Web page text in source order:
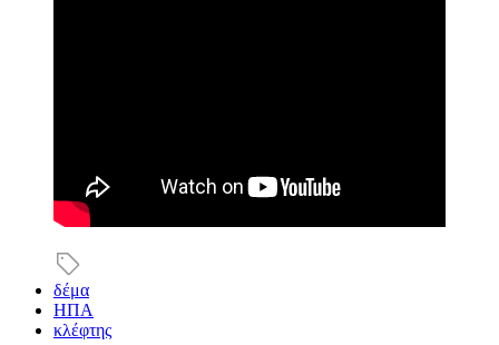
δέμα
ΗΠΑ
κλέφτης